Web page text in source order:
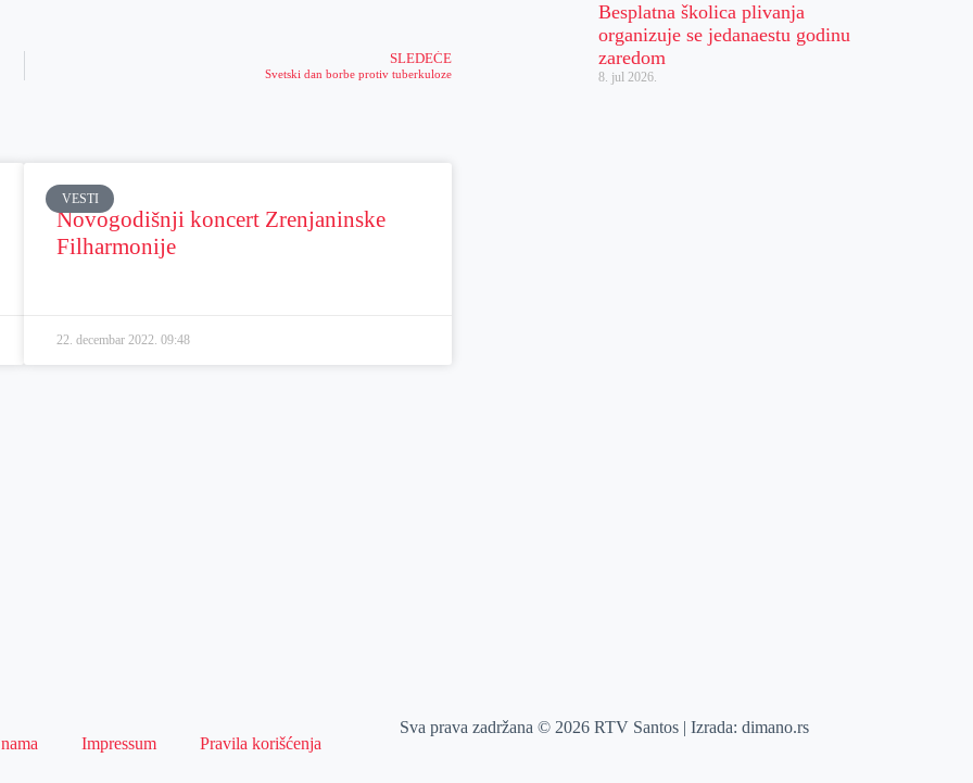
SLEDEĆE
Svetski dan borbe protiv tuberkuloze
VESTI
Novogodišnji koncert Zrenjaninske
Filharmonije
22. decembar 2022.09:48
Besplatna školica plivanja
organizuje se jedanaestu godinu
zaredom
8. jul 2026.
Impressum Pravila korišćenja
Sva prava zadržana © 2026 RTV Santos | Izrada:dimano.rs